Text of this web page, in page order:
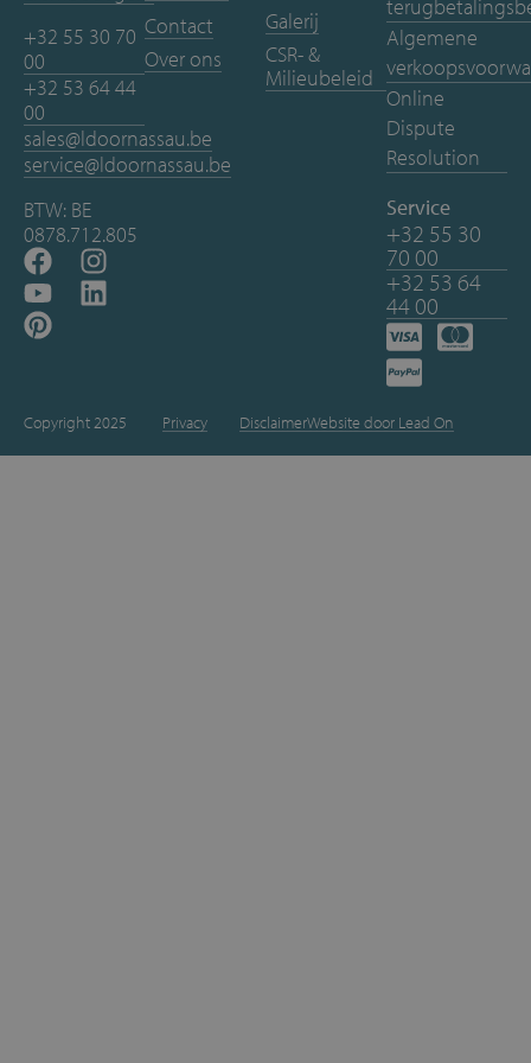
+32 55 30 70
00
+32 53 64 44
00
sales@ldoornassau.be
service@ldoornassau.be
BTW: BE
0878.712.805
Contact
Over ons
Galerij
CSR- &
Milieubeleid
Algemene
Online
Dispute
Resolution
Service
+32 55 30
70 00
+32 53 64
44 00
Copyright 2025 Privacy DisclaimerWebsite door Lead On